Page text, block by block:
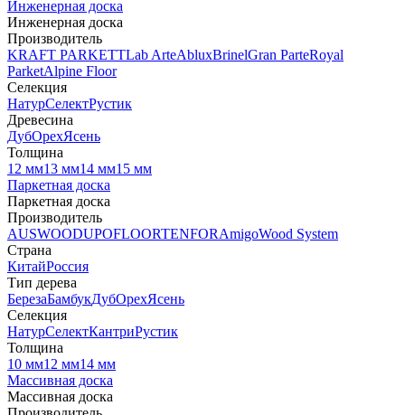
Инженерная доска
Инженерная доска
Производитель
KRAFT PARKETTLab ArteAbluxBrinelGran ParteRoyal
ParketAlpine Floor
Селекция
НатурСелектРустик
Древесина
ДубОрехЯсень
Толщина
12 мм13 мм14 мм15 мм
Паркетная доска
Паркетная доска
Производитель
AUSWOODUPOFLOORTENFORAmigoWood System
Страна
КитайРоссия
Тип дерева
БерезаБамбукДубОрехЯсень
Селекция
НатурСелектКантриРустик
Толщина
10 мм12 мм14 мм
Массивная доска
Массивная доска